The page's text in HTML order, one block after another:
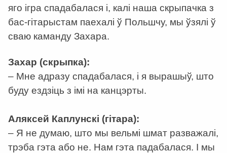
яго ігра спадабалася і, калі наша скрыпачка з
бас-гітарыстам паехалі ў Польшчу, мы ўзялі ў
сваю каманду Захара.
Захар (скрыпка):
– Мне адразу спадабалася, і я вырашыў, што
буду ездзіць з імі на канцэрты.
Аляксей Каплунскі (гітара):
– Я не думаю, што мы вельмі шмат разважалі,
трэба гэта або не. Нам гэта падабалася. І мы